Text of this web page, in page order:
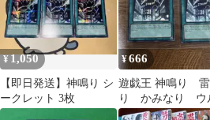
¥1,050
【即日発送】神鳴り シ
ークレット 3枚
¥666
遊戯王 神鳴り
り かみなり ウ
ラ 2枚セット